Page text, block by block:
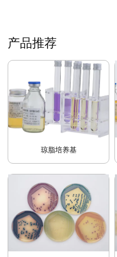
产品推荐
琼脂培养基